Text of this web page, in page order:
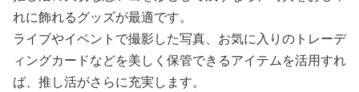
れに飾れるグッズが最適です。
ライブやイベントで撮影した写真、お気に入りのトレーデ
ィングカードなどを美しく保管できるアイテムを活用すれ
ば、推し活がさらに充実します。